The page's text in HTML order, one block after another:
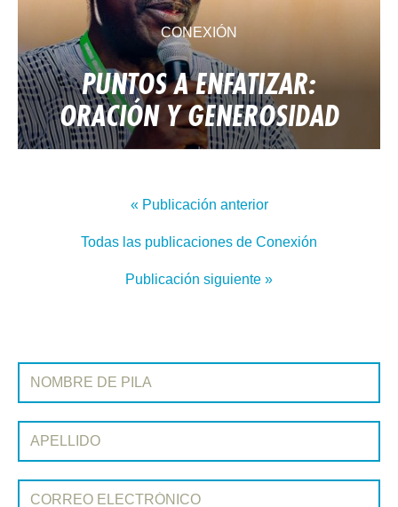
CONEXIÓN
PUNTOS A ENFATIZAR:
ORACIÓN Y GENEROSIDAD
« Publicación anterior
Todas las publicaciones de Conexión
Publicación siguiente »
REGÍSTRATE EN CONEXIÓN
Nombre de pila:
Apellido:
Correo electrónico: